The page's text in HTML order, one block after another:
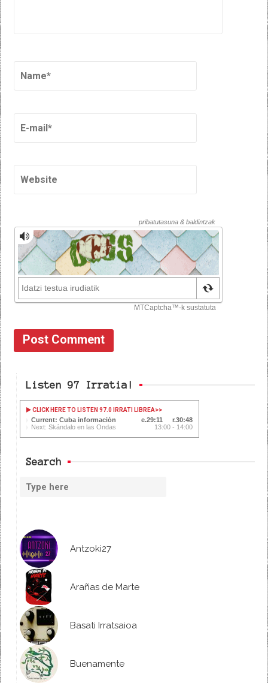
Listen 97 Irratia!
CLICK HERE TO LISTEN 97.0 IRRATI LIBREA>>
Current: Cuba información 29:11
30:48
Next: Skándalo en las Ondas
13:00 - 14:00
Search
Antzoki27
Arañas de Marte
Basati Irratsaioa
Buenamente